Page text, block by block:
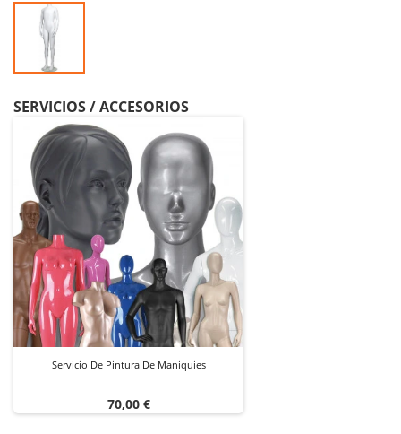
SERVICIOS / ACCESORIOS
Servicio De Pintura De Maniquies
Precio
70,00 €